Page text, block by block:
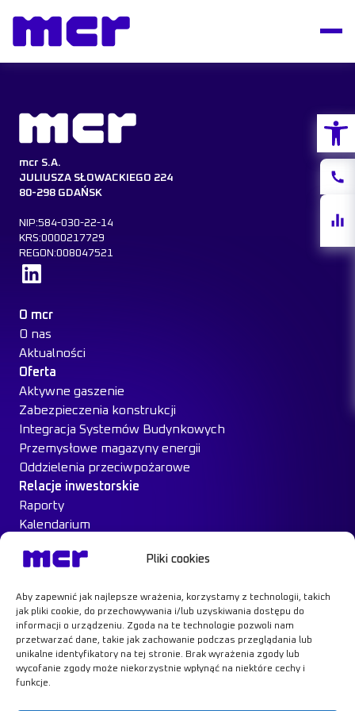
Pliki cookies
Aby zapewnić jak najlepsze wrażenia, korzystamy z technologii, takich
jak pliki cookie, do przechowywania i/lub uzyskiwania dostępu do
informacji o urządzeniu. Zgoda na te technologie pozwoli nam
przetwarzać dane, takie jak zachowanie podczas przeglądania lub
unikalne identyfikatory na tej stronie. Brak wyrażenia zgody lub
wycofanie zgody może niekorzystnie wpłynąć na niektóre cechy i
funkcje.
akcji
mcr S.A.
JULIUSZA SŁOWACKIEGO 224
80-298 GDAŃSK
NIP:584-030-22-14
KRS:0000217729
REGON:008047521
O mcr
O nas
Aktualności
Oferta
Aktywne gaszenie
Zabezpieczenia konstrukcji
Integracja Systemów Budynkowych
Przemysłowe magazyny energii
Oddzielenia przeciwpożarowe
Relacje inwestorskie
Raporty
Kalendarium
Materiały inwestorskie
Case Study
Kontakt